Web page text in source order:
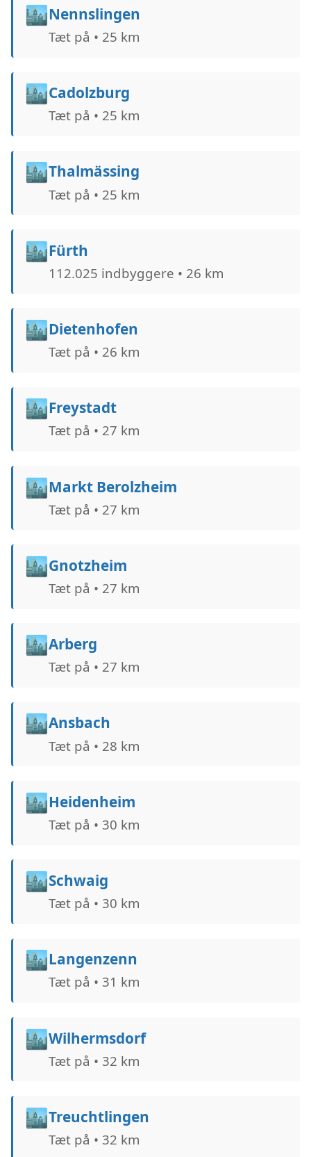
🏙️Nennslingen
Tæt på • 25 km
🏙️Cadolzburg
Tæt på • 25 km
🏙️Thalmässing
Tæt på • 25 km
🏙️Fürth
112.025 indbyggere • 26 km
🏙️Dietenhofen
Tæt på • 26 km
🏙️Freystadt
Tæt på • 27 km
🏙️Markt Berolzheim
Tæt på • 27 km
🏙️Gnotzheim
Tæt på • 27 km
🏙️Arberg
Tæt på • 27 km
🏙️Ansbach
Tæt på • 28 km
🏙️Heidenheim
Tæt på • 30 km
🏙️Schwaig
Tæt på • 30 km
🏙️Langenzenn
Tæt på • 31 km
🏙️Wilhermsdorf
Tæt på • 32 km
🏙️Treuchtlingen
Tæt på • 32 km